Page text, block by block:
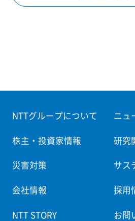
NTTグループについて ニュ
株主・投資家情報 研究
災害対策 サス
会社情報 採用
NTT STORY お問